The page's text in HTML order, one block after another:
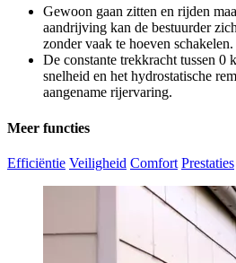
Gewoon gaan zitten en rijden
aandrijving kan de bestuurder
zonder vaak te hoeven schakelen.
De constante trekkracht tussen 0
snelheid en het hydrostatische
aangename rijervaring.
Meer functies
Efficiëntie Veiligheid Comfort Prestaties